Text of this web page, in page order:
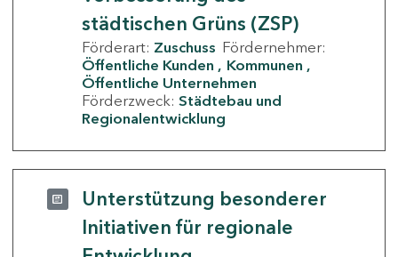
städtischen Grüns (ZSP)
Förderart: Zuschuss Fördernehmer:
Öffentliche Kunden
Kommunen
Öffentliche Unternehmen
Förderzweck: Städtebau und
Regionalentwicklung
Unterstützung besonderer
Initiativen für regionale